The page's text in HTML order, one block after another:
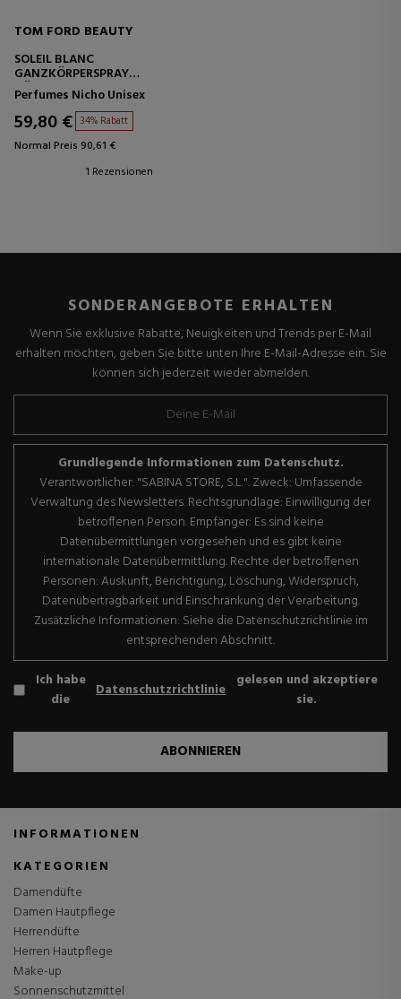
TOM FORD BEAUTY
SOLEIL BLANC
GANZKÖRPERSPRAY
KÖRPERSPRAY
Perfumes Nicho Unisex
59,80 € 34% Rabatt
Normal Preis 90,61 €
1 Rezensionen
SONDERANGEBOTE ERHALTEN
Wenn Sie exklusive Rabatte, Neuigkeiten und Trends per E-Mail
erhalten möchten, geben Sie bitte unten Ihre E-Mail-Adresse ein. Sie
können sich jederzeit wieder abmelden.
Grundlegende Informationen zum Datenschutz.
Verantwortlicher: "SABINA STORE, S.L.". Zweck: Umfassende
Verwaltung des Newsletters. Rechtsgrundlage: Einwilligung der
betroffenen Person. Empfänger: Es sind keine
Datenübermittlungen vorgesehen und es gibt keine
internationale Datenübermittlung. Rechte der betroffenen
Personen: Auskunft, Berichtigung, Löschung, Widerspruch,
Datenübertragbarkeit und Einschränkung der Verarbeitung.
Zusätzliche Informationen: Siehe die Datenschutzrichtlinie im
entsprechenden Abschnitt.
Ich habe
die
Datenschutzrichtlinie gelesen und akzeptiere
sie.
ABONNIEREN
INFORMATIONEN
KATEGORIEN
Damendüfte
Damen Hautpflege
Herrendüfte
Herren Hautpflege
Make-up
Sonnenschutzmittel